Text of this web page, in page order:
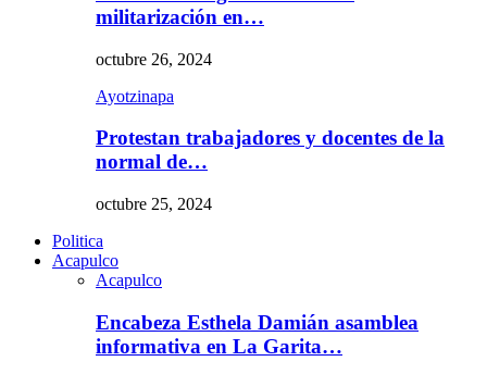
militarización en…
octubre 26, 2024
Ayotzinapa
Protestan trabajadores y docentes de la
normal de…
octubre 25, 2024
Politica
Acapulco
Acapulco
Encabeza Esthela Damián asamblea
informativa en La Garita…